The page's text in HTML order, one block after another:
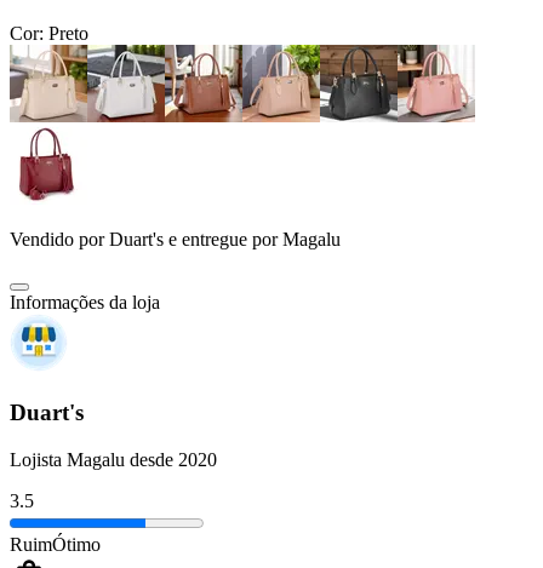
Cor: Preto
Vendido porDuart's e entregue por Magalu
Informações da loja
Duart's
Lojista Magalu desde 2020
3.5
RuimÓtimo